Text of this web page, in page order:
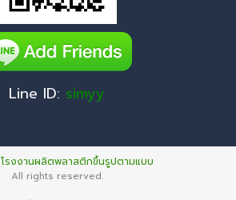
Line ID: simyy
โรงงานผลิตพลาสติกขึ้นรูปตามแบบ
All rights reserved.